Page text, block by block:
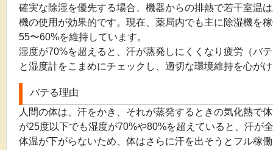
確実な除湿を優先する場合、機器からの排熱で若干室温
機の使用が効果的です。現在、薬局内でも主に除湿機を
55〜60%を維持しています。
湿度が70%を超えると、汗が蒸発しにくくなり疲労（バ
と湿度計をこまめにチェックし、適切な環境維持を心が
バテる理由
人間の体は、汗をかき、それが蒸発するときの気化熱で
が25度以下でも湿度が70%や80%を超えていると、汗が
体温が下がらないため、体はさらに汗を出そうとフル稼